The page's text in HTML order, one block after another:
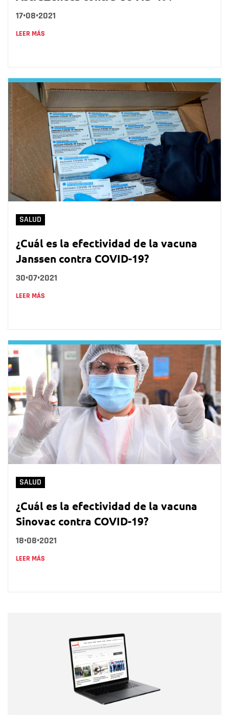
17•08•2021
LEER MÁS
SALUD
¿Cuál es la efectividad de la vacuna
Janssen contra COVID-19?
30•07•2021
LEER MÁS
SALUD
¿Cuál es la efectividad de la vacuna
Sinovac contra COVID-19?
18•08•2021
LEER MÁS
Correo electrónico
Tipo de comentario